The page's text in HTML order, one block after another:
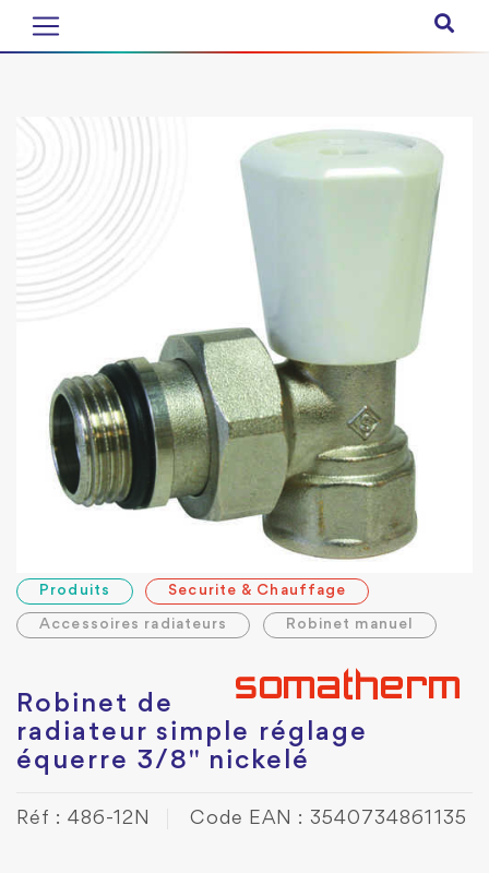
Produits Securite & Chauffage
Accessoires radiateurs Robinet manuel
Robinet de
radiateur simple réglage
équerre 3/8" nickelé
Réf : 486-12N Code EAN : 3540734861135